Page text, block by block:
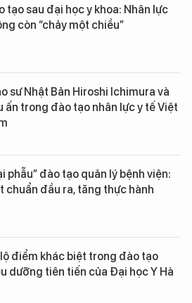
tạo sau đại học y khoa: Nhân lực
còn “chảy một chiều”
sư Nhật Bản Hiroshi Ichimura và
ấn trong đào tạo nhân lực y tế Việt
phẫu” đào tạo quản lý bệnh viện:
chuẩn đầu ra, tăng thực hành
điểm khác biệt trong đào tạo
dưỡng tiên tiến của Đại học Y Hà